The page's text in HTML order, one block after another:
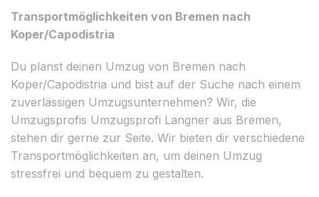
Transportmöglichkeiten von Bremen nach
Koper/Capodistria
Du planst deinen Umzug von Bremen nach
Koper/Capodistria und bist auf der Suche nach einem
zuverlässigen Umzugsunternehmen? Wir, die
Umzugsprofis Umzugsprofi Langner aus Bremen,
stehen dir gerne zur Seite. Wir bieten dir verschiedene
Transportmöglichkeiten an, um deinen Umzug
stressfrei und bequem zu gestalten.